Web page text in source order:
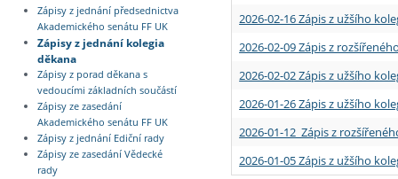
Zápisy z jednání předsednictva
Akademického senátu FF UK
Zápisy z jednání kolegia
děkana
Zápisy z porad děkana s
vedoucími základních součástí
Zápisy ze zasedání
Akademického senátu FF UK
Zápisy z jednání Ediční rady
Zápisy ze zasedání Vědecké
rady
2026-02-16 Zápis z užšího
2026-02-09 Zápis z
2026-02-02 Zápis z užšího
2026-01-26 Zápis z užšího
2026-01-12 Zápis z
2026-01-05 Zápis z užšího